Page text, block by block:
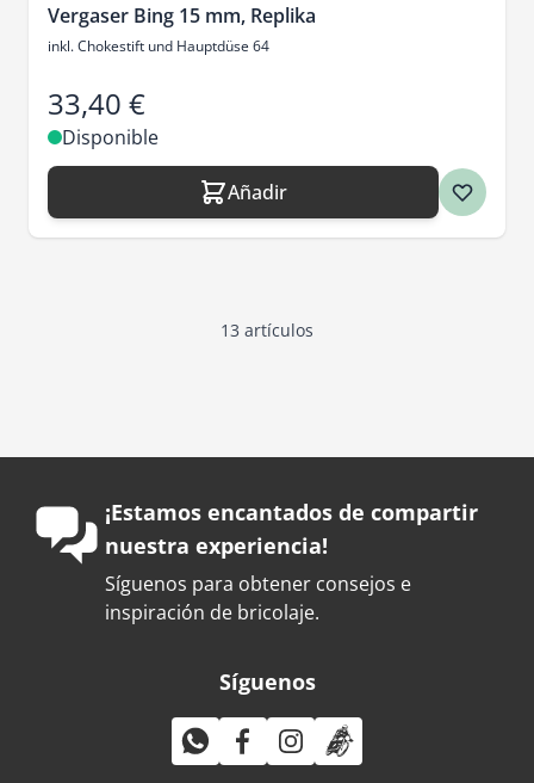
Vergaser Bing 15 mm, Replika
inkl. Chokestift und Hauptdüse 64
33,40 €
Disponible
Añadir
13 artículos
¡Estamos encantados de compartir
nuestra experiencia!
Síguenos para obtener consejos e
inspiración de bricolaje.
Síguenos